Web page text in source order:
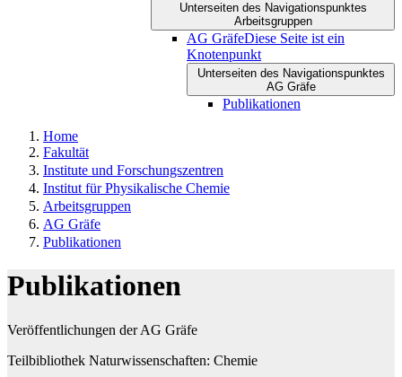
Unterseiten des Navigationspunktes
Arbeitsgruppen
AG GräfeDiese Seite ist ein
Knotenpunkt
Unterseiten des Navigationspunktes
AG Gräfe
Publikationen
Home
Fakultät
Institute und Forschungszentren
Institut für Physikalische Chemie
Arbeitsgruppen
AG Gräfe
Publikationen
Publikationen
Veröffentlichungen der AG Gräfe
Teilbibliothek Naturwissenschaften: Chemie